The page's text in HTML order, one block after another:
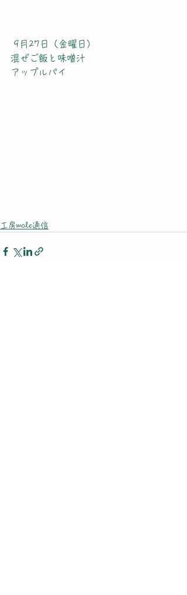
9月27日（金曜日）
混ぜご飯と味噌汁
アップルパイ
工房mole通信